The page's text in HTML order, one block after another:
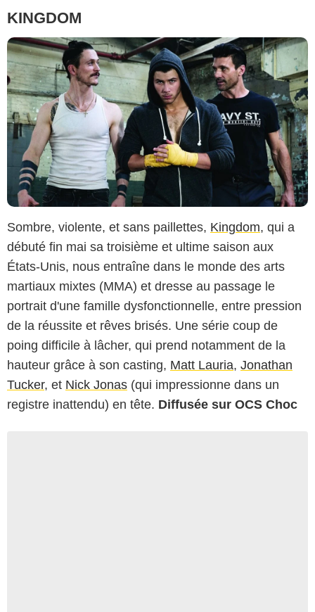
KINGDOM
Sombre, violente, et sans paillettes, Kingdom, qui a
débuté fin mai sa troisième et ultime saison aux
États-Unis, nous entraîne dans le monde des arts
martiaux mixtes (MMA) et dresse au passage le
portrait d'une famille dysfonctionnelle, entre pression
de la réussite et rêves brisés. Une série coup de
poing difficile à lâcher, qui prend notamment de la
hauteur grâce à son casting, Matt Lauria, Jonathan
Tucker, et Nick Jonas (qui impressionne dans un
registre inattendu) en tête. Diffusée sur OCS Choc